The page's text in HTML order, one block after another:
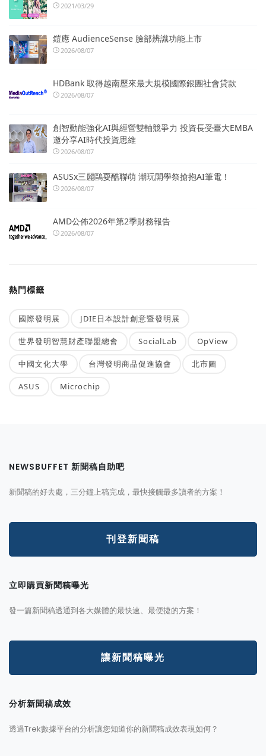
2021/03/29
鎧應 AudienceSense 臉部辨識功能上市
2026/08/07
HDBank 取得越南歷來最大規模國際銀團社會貸款
2026/08/07
創智動能強化AI與經營雙軸競爭力 投資長受臺大EMBA
邀分享AI時代投資思維
2026/08/07
ASUSx三麗鷗耍酷聯萌 潮玩開學祭搶抱AI筆電！
2026/08/07
AMD公佈2026年第2季財務報告
2026/08/07
熱門標籤
國際發明展 JDIE日本設計創意暨發明展
世界發明智慧財產聯盟總會 SocialLab OpView
中國文化大學 台灣發明商品促進協會 北市圖
ASUS Microchip
NEWSBUFFET 新聞稿自助吧
新聞稿的好去處，三分鐘上稿完成，最快接觸最多讀者的方案！
刊登新聞稿
立即購買新聞稿曝光
發一篇新聞稿透通到各大媒體的最快速、最便捷的方案！
讓新聞稿曝光
分析新聞稿成效
透過Trek數據平台的分析讓您知道你的新聞稿成效表現如何？